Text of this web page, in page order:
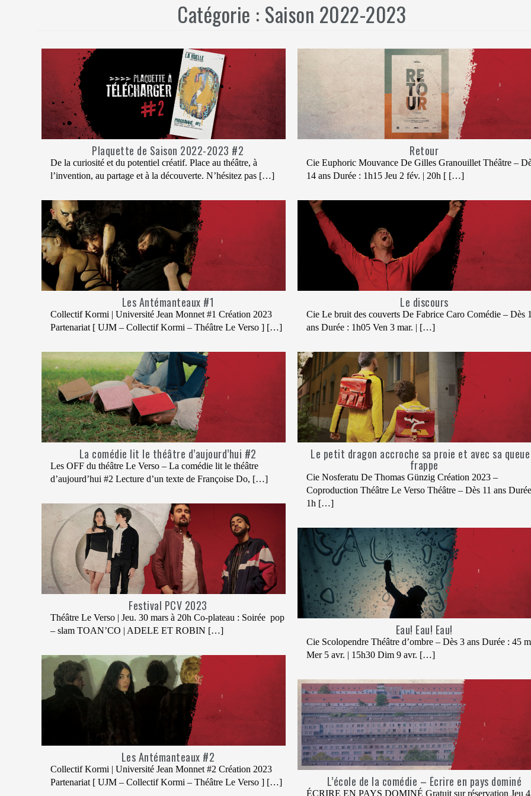
Catégorie : Saison 2022-2023
Plaquette de Saison 2022-2023 #2
De la curiosité et du potentiel créatif. Place au théâtre, à
l’invention, au partage et à la découverte. N’hésitez pas […]
Retour
Cie Euphoric Mouvance De Gilles Granouillet Théâtre –
14 ans Durée : 1h15 Jeu 2 fév. | 20h [ […]
Les Antémanteaux #1
Collectif Kormi | Université Jean Monnet #1 Création 2023
Partenariat [ UJM – Collectif Kormi – Théâtre Le Verso ] […]
Le discours
Cie Le bruit des couverts De Fabrice Caro Comédie – Dès
ans Durée : 1h05 Ven 3 mar. | […]
La comédie lit le théâtre d’aujourd’hui #2
Les OFF du théâtre Le Verso – La comédie lit le théâtre
d’aujourd’hui #2 Lecture d’un texte de Françoise Do, […]
Le petit dragon accroche sa proie et avec sa
frappe
Cie Nosferatu De Thomas Günzig Création 2023 –
Coproduction Théâtre Le Verso Théâtre – Dès 11 ans
1h […]
Festival PCV 2023
Théâtre Le Verso | Jeu. 30 mars à 20h Co-plateau : Soirée pop
– slam TOAN’CO | ADELE ET ROBIN […]
Eau! Eau! Eau!
Cie Scolopendre Théâtre d’ombre – Dès 3 ans Durée : 45
Mer 5 avr. | 15h30 Dim 9 avr. […]
Les Antémanteaux #2
Collectif Kormi | Université Jean Monnet #2 Création 2023
Partenariat [ UJM – Collectif Kormi – Théâtre Le Verso ] […]
L’école de la comédie – Écrire en pays dominé
ÉCRIRE EN PAYS DOMINÉ Gratuit sur réservation Jeu 4